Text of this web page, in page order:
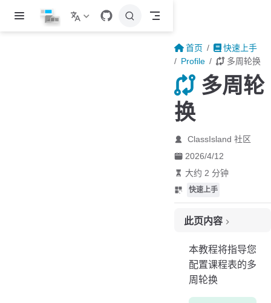
跳至主要內容
首页
快速上手
Profile
多周轮换
多周轮
换
ClassIsland 社区
2026/4/12
大约 2 分钟
快速上手
此页内容
配置课表轮换
部分课程多周轮换
查看课表
本教程将指导您
配置课程表的多
周轮换